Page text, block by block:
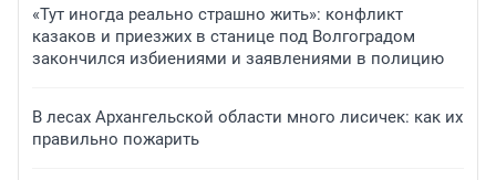
«Тут иногда реально страшно жить»: конфликт
казаков и приезжих в станице под Волгоградом
закончился избиениями и заявлениями в полицию
В лесах Архангельской области много лисичек: как их
правильно пожарить